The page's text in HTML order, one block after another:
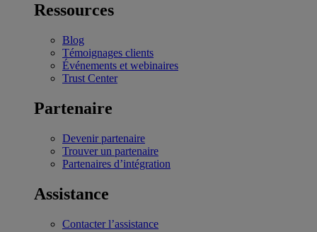
Ressources
Blog
Témoignages clients
Événements et webinaires
Trust Center
Partenaire
Devenir partenaire
Trouver un partenaire
Partenaires d’intégration
Assistance
Contacter l’assistance